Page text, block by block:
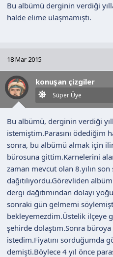
Bu albümü derginin verdiği
halde elime ulaşmamıştı.
18 Mar 2015
konuşan çizgiler
Süper Üye
Bu albümü, derginin verdiği
istemiştim.Parasını ödediğim
sonra, bu albümü almak için
bürosuna gittim.Karnelerini
zaman mevcut olan 8.yılın son
dağıtılıyordu.Görevliden
dergi dağıtımından dolayı
sonraki gün gelmemi
bekleyemezdim.Üstelik ilçeye
şehirde dolaştım.Sonra
istedim.Fiyatını sorduğumda
demişti.Böylece 4 yıl önce